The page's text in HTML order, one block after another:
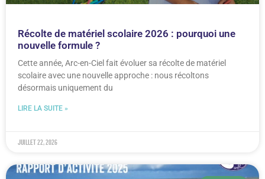
Récolte de matériel scolaire 2026 : pourquoi une
nouvelle formule ?
Cette année, Arc-en-Ciel fait évoluer sa récolte de matériel
scolaire avec une nouvelle approche : nous récoltons
désormais uniquement du
LIRE LA SUITE »
juillet 22, 2026